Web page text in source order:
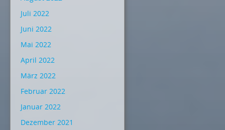
Juli 2022
Juni 2022
Mai 2022
April 2022
März 2022
Februar 2022
Januar 2022
Dezember 2021